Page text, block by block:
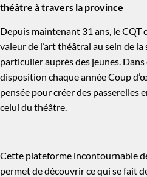
théâtre à travers la province
Depuis maintenant 31 ans, le
valeur de l’art théâtral au sein de
particulier auprès des jeunes.
disposition chaque année Coup
pensée pour créer des passerelles
celui du théâtre.
Cette plateforme incontournable
permet de découvrir ce qui se fait